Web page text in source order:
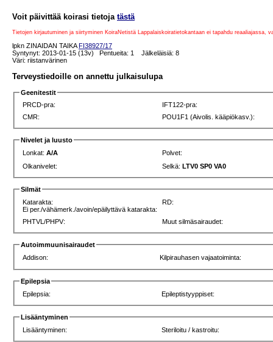
Voit päivittää koirasi tietoja tästä
Tietojen kirjautuminen ja siirtyminen KoiraNetistä Lappalaiskoiratietokantaan ei tapahdu
lpkn ZINAIDAN TAIKAFI38927/17
Syntynyt: 2013-01-15 (13v) Pentueita: 1 Jälkeläisiä: 8
Väri: riistanvärinen
Terveystiedoille on annettu julkaisulupa
Geenitestit
PRCD-pra:
IFT122-pra:
CMR:
POU1F1 (Aivolis. kääpiökasv.):
Nivelet ja luusto
Lonkat:A/A
Polvet:
Olkanivelet:
Selkä:LTV0 SP0 VA0
Silmät
Katarakta:
Ei per./vähämerk./avoin/epäilyttävä katarakta:
RD:
PHTVL/PHPV: Muut silmäsairaudet:
Autoimmuunisairaudet
Addison:
Kilpirauhasen vajaatoiminta:
Epilepsia
Epilepsia:
Epileptistyyppiset:
Lisääntyminen
Lisääntyminen:
Steriloitu / kastroitu: